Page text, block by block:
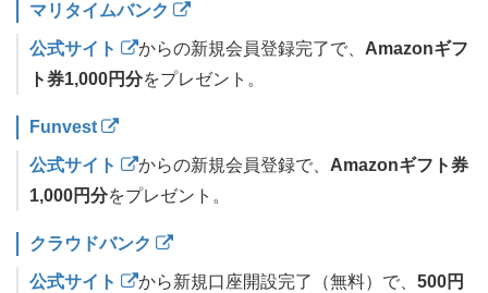
マリタイムバンク
公式サイト からの新規会員登録完了で、 Amazonギフ
ト券1,000円分をプレゼント。
Funvest
公式サイト からの新規会員登録で、 Amazonギフト券
1,000円分をプレゼント。
クラウドバンク
公式サイト から新規口座開設完了（無料）で、 500円